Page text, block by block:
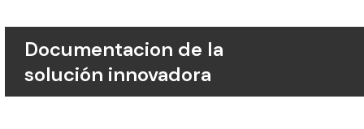
Documentacion de la
solución innovadora